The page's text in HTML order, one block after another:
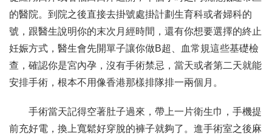
的醫院。到院之後直接去掛號處掛計劃生育科或者婦科的
號，跟醫生說明你的末次月經時間，還有你想要選擇的終止
妊娠方式，醫生會先開單子讓你做B超、血常規這些基礎檢
查，確認你是宮內孕，沒有手術禁忌，當天或者第二天就能
安排手術，根本不用像香港那樣排隊排一兩個月。
手術當天記得空著肚子過來，帶上一片衛生巾，手機提
前充好電，換上寬鬆好穿脫的褲子就夠了。進手術室之後麻